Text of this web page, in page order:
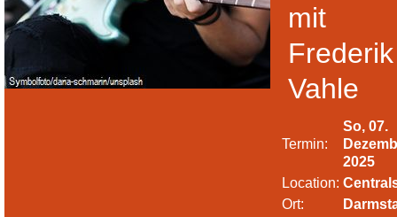
mit
Frederik
Vahle
Termin:
So, 07.
2025
Location:
Ort: